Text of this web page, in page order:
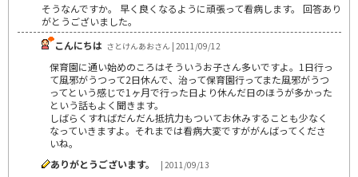
そうなんですか。 早く良くなるように頑張って看病します。 回答あり
がとうございました。
こんにちは さとけんあおさん | 2011/09/12
保育園に通い始めのころはそういうお子さん多いですよ。1日行っ
て風邪がうつって2日休んで、治って保育園行ってまた風邪がうつ
ってという感じで1ヶ月で行った日より休んだ日のほうが多かった
という話もよく聞きます。
しばらくすればだんだん抵抗力もついてお休みすることも少なく
なっていきますよ。それまでは看病大変ですががんばってくださ
いね。
ありがとうございます。
| 2011/09/13